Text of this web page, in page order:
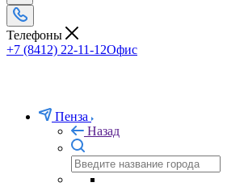
Телефоны
+7 (8412) 22-11-12Офис
Пенза
Назад